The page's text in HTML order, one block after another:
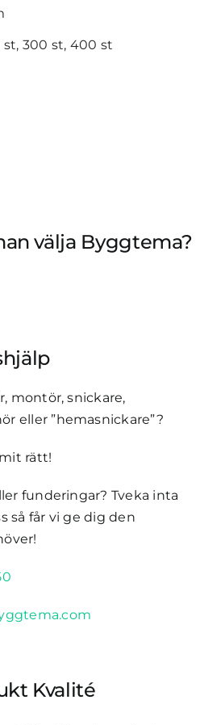
st, 300 st, 400 st
välja Byggtema?
montör, snickare,
eller ”hemasnickare”?
rätt!
funderingar? Tveka inta
så får vi ge dig den
Kvalité